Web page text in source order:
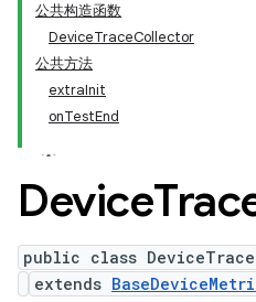
公共构造函数
DeviceTraceCollector
公共方法
extraInit
onTestEnd
Device
public class
extends